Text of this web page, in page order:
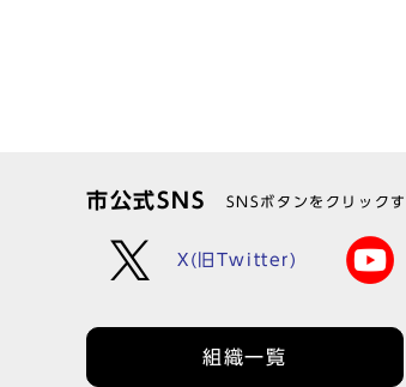
市公式SNS SNSボタンをクリック
X(旧Twitter)
組織一覧